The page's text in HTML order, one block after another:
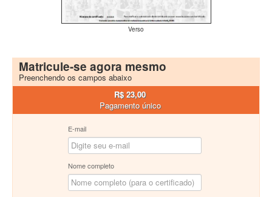
Verso
Matricule-se agora mesmo
Preenchendo os campos abaixo
R$ 23,00
Pagamento único
E-mail
Nome completo